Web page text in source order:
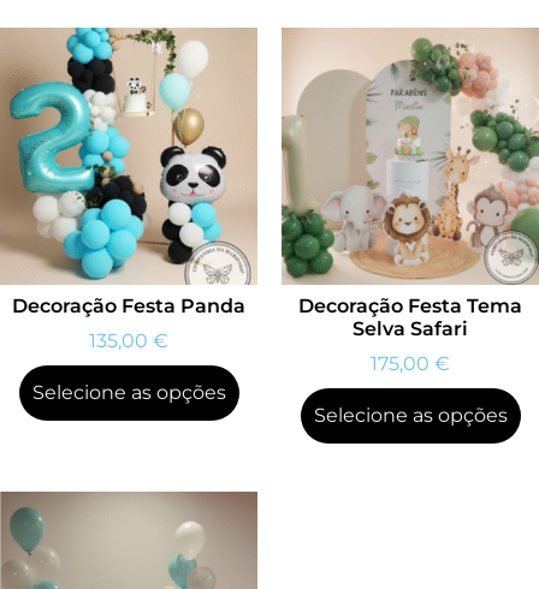
Decoração Festa Panda
135,00 €
Selecione as opções
Decoração Festa Tema
Selva Safari
175,00 €
Selecione as opções